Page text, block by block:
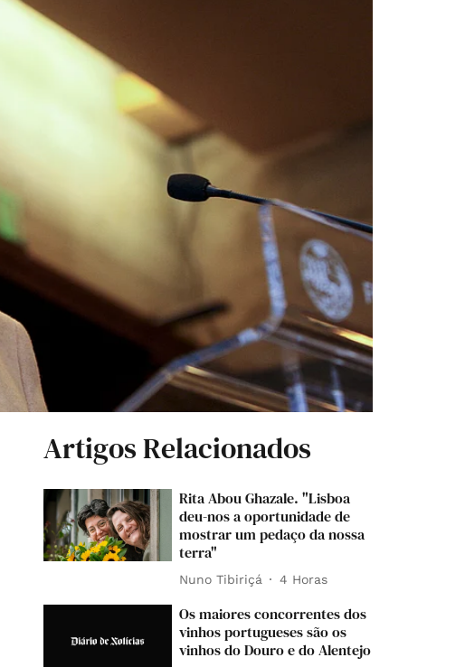
Artigos Relacionados
Rita Abou Ghazale. "Lisboa
deu-nos a oportunidade de
mostrar um pedaço da nossa
terra"
Nuno Tibiriçá 4 Horas
Os maiores concorrentes dos
vinhos portugueses são os
vinhos do Douro e do Alentejo